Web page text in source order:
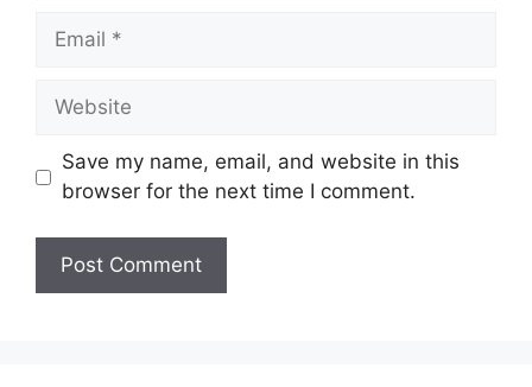
Email
Website
Save my name, email, and website in this
browser for the next time I comment.